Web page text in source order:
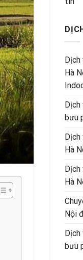
Dịch
Hà
Dịch
bưu
Dịch
Hà
Dịch
Hà
Nội
Dịch
bưu